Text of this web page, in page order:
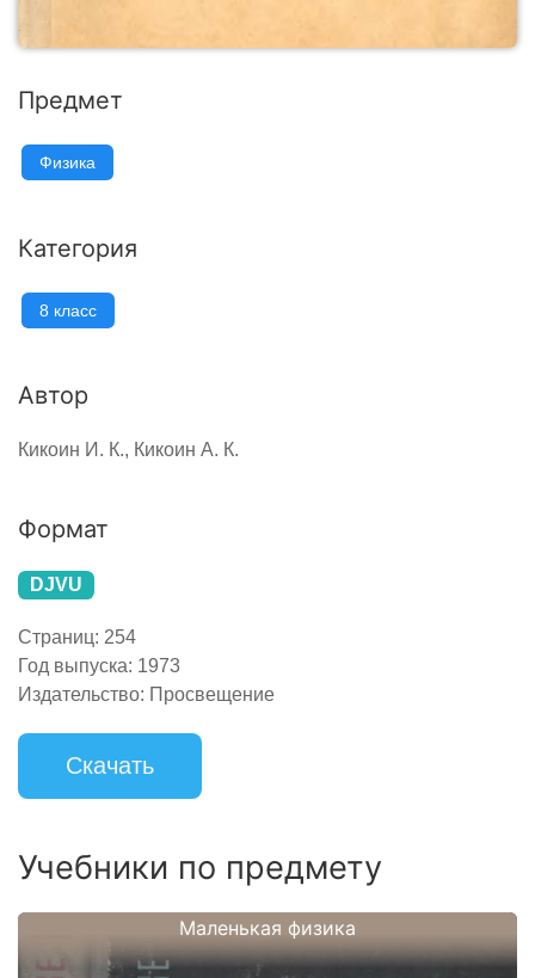
Предмет
Физика
Категория
8 класс
Автор
Кикоин И. К., Кикоин А. К.
Формат
DJVU
Страниц: 254
Год выпуска: 1973
Издательство: Просвещение
Скачать
Учебники по предмету
Маленькая физика